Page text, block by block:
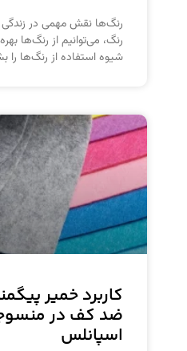
رنگ‌ها نقش مهمی در زندگی
رنگ، می‌توانیم از رنگ‌ها
شیوه استفاده از رنگ‌ها را
کاربرد خمیر
ضد کف در
اسپانلس